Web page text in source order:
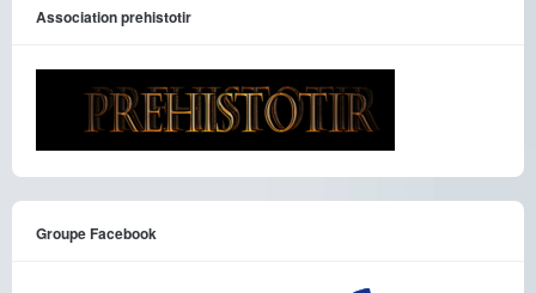
Association prehistotir
Groupe Facebook